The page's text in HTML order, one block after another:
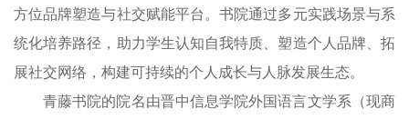
方位品牌塑造与社交赋能平台。书院通过多元实践场景与系
统化培养路径，助力学生认知自我特质、塑造个人品牌、拓
展社交网络，构建可持续的个人成长与人脉发展生态。
青藤书院的院名由晋中信息学院外国语言文学系（现商